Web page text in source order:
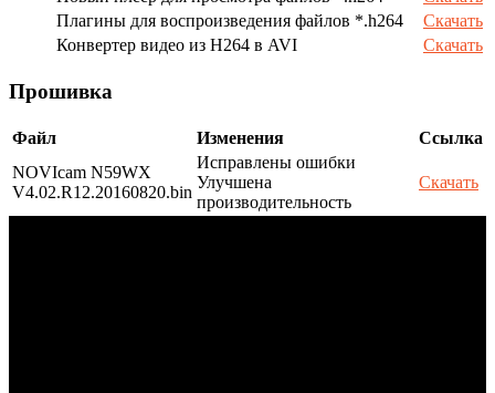
Плагины для воспроизведения файлов *.h264
Скачать
Конвертер видео из H264 в AVI
Скачать
Прошивка
Файл Изменения
Ссылка
NOVIcam N59WX
V4.02.R12.20160820.bin
Исправлены ошибки
Улучшена
производительность
Скачать